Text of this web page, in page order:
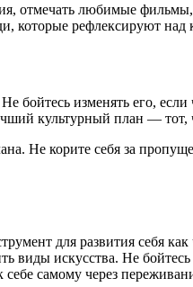
отмечать любимые
которые рефлексируют
бойтесь изменять его,
культурный план —
Не корите себя за
для развития себя
виды искусства. Не
самому через